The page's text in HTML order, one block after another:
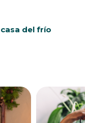
del frío